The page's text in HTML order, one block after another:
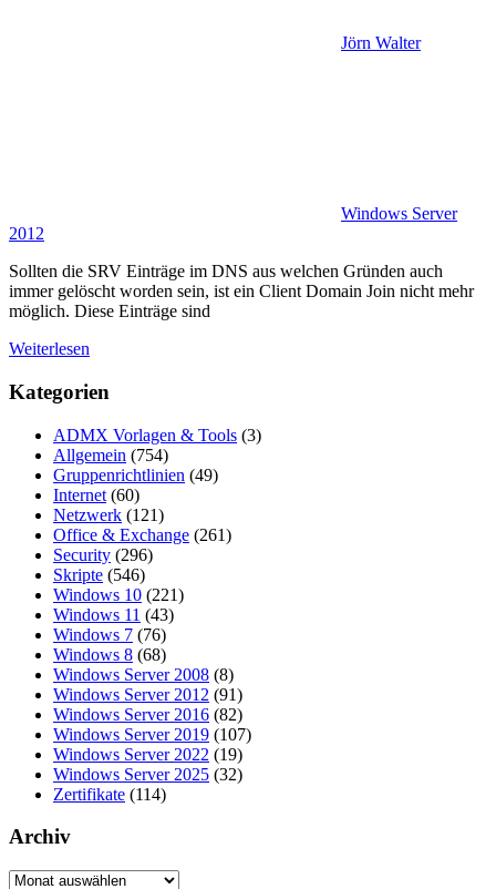
Jörn Walter
Windows Server
2012
Sollten die SRV Einträge im DNS aus welchen Gründen auch
immer gelöscht worden sein, ist ein Client Domain Join nicht mehr
möglich. Diese Einträge sind
Weiterlesen
Kategorien
ADMX Vorlagen & Tools (3)
Allgemein (754)
Gruppenrichtlinien (49)
Internet (60)
Netzwerk (121)
Office & Exchange (261)
Security (296)
Skripte (546)
Windows 10 (221)
Windows 11 (43)
Windows 7 (76)
Windows 8 (68)
Windows Server 2008 (8)
Windows Server 2012 (91)
Windows Server 2016 (82)
Windows Server 2019 (107)
Windows Server 2022 (19)
Windows Server 2025 (32)
Zertifikate (114)
Archiv
Archiv